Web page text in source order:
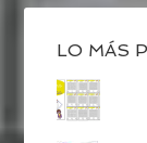
LO MÁS